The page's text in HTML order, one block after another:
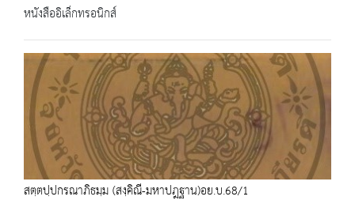
หนังสืออิเล็กทรอนิกส์
สตฺตปฺปกรณาภิธมฺม (สงฺคิณี-มหาปฎฐาน)อย.บ.68/1